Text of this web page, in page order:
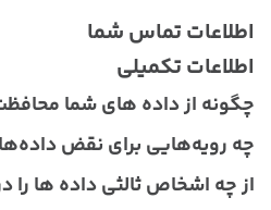
اطلاعات تماس شما
اطلاعات تکمیلی
چگونه از داده های شما
چه رویه‌هایی برای نقض
از چه اشخاص ثالثی داده ها را